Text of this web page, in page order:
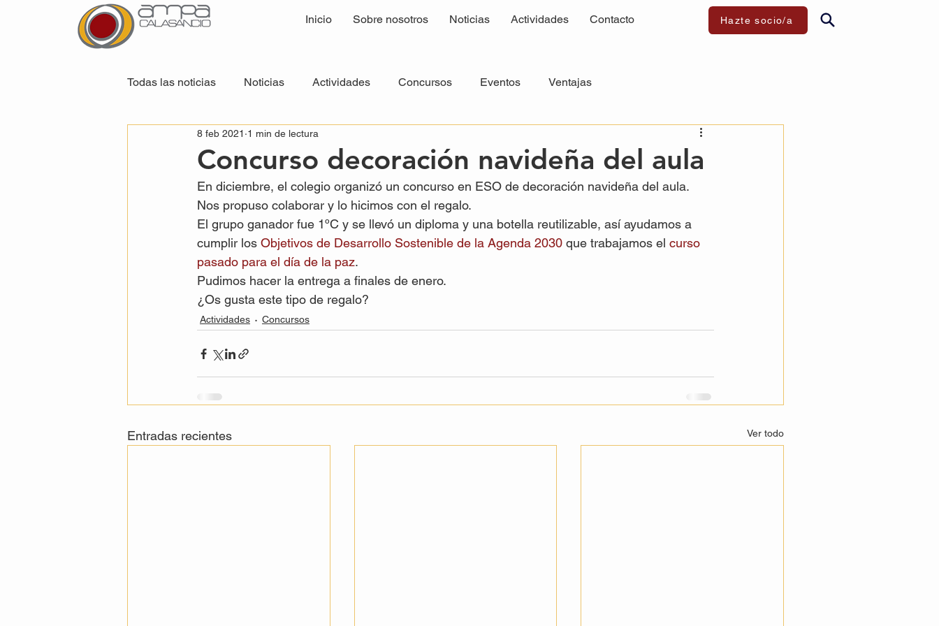
Inicio Sobre nosotros Noticias Actividades Contacto Hazte socio/a
Todas las noticias Noticias Actividades Concursos Eventos Ventajas
Concurso decoración navideña del aula
8 feb 2021 1 min de lectura
En diciembre, el colegio organizó un concurso en ESO de decoración navideña del aula.
Nos propuso colaborar y lo hicimos con el regalo.
El grupo ganador fue 1ºC y se llevó un diploma y una botella reutilizable, así ayudamos a
cumplir los Objetivos de Desarrollo Sostenible de la Agenda 2030 que trabajamos el curso
pasado para el día de la paz.
Pudimos hacer la entrega a finales de enero.
¿Os gusta este tipo de regalo?
Actividades Concursos
Entradas recientes Ver todo